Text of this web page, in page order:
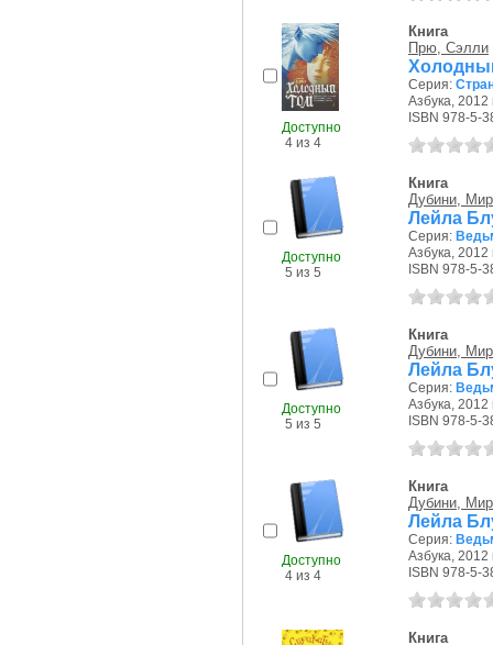
Доступно
4 из 4
Книга
Прю, Сэлли
Серия:
Азбука, 2012
ISBN 978-5-
Доступно
5 из 5
Книга
Дубини,
Лейла
Серия:
Азбука, 2012
ISBN 978-5-
Доступно
5 из 5
Книга
Дубини,
Лейла
Серия:
Азбука, 2012
ISBN 978-5-
Доступно
4 из 4
Книга
Дубини,
Лейла
Серия:
Азбука, 2012
ISBN 978-5-
Книга